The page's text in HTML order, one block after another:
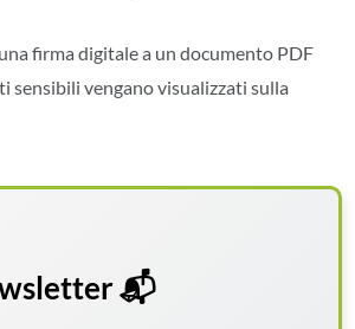
firma digitale a un documento PDF
sensibili vengano visualizzati sulla
📬